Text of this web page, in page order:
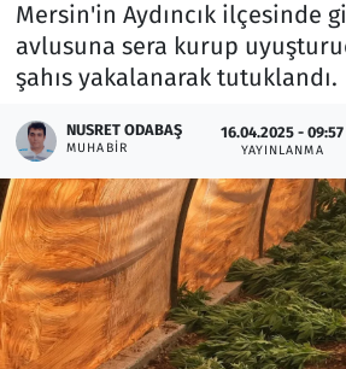
Mersin'in Aydıncık ilçesinde
avlusuna sera kurup
şahıs yakalanarak tutuklandı.
NUSRET ODABAŞ
MUHABIR
16.04.2025 - 09:57
YAYINLANMA
Kurumsal Haberler
Lezzet Durağı
Memur ve Kamu
Otomobil
Oyun
Ramazan